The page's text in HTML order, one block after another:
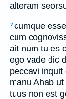
alteram
7cumque
cum
ait num tu es
ego vade dic
peccavi inquit
manu Ahab
tuus non est